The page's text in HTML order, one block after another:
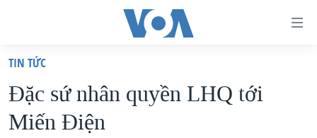
truy
cập
Tới
VIỆT NAM
HOA KỲ
TIN TỨC
Ðặc sứ nhân quyền LHQ tới
Miến Ðiện